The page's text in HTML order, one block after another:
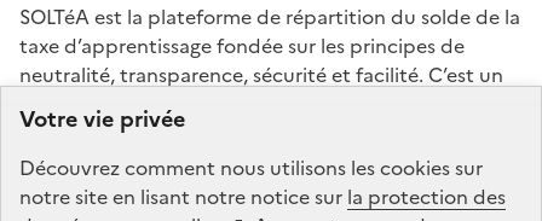
Votre vie privée
Découvrez comment nous utilisons lescookiessur
notre site en lisant notre notice sur la protection des
SOLTéA est la plateforme de répartition du solde de la
taxe d’apprentissage fondée sur les principes de
neutralité, transparence, sécurité et facilité. C’est un
service mandaté par les ministères chargés de
l’éducation et de l’enseignement supérieur. La Caisse
des Dépôts gère la plateforme de répartition du solde
de la taxe d’apprentissage : conception, animation,